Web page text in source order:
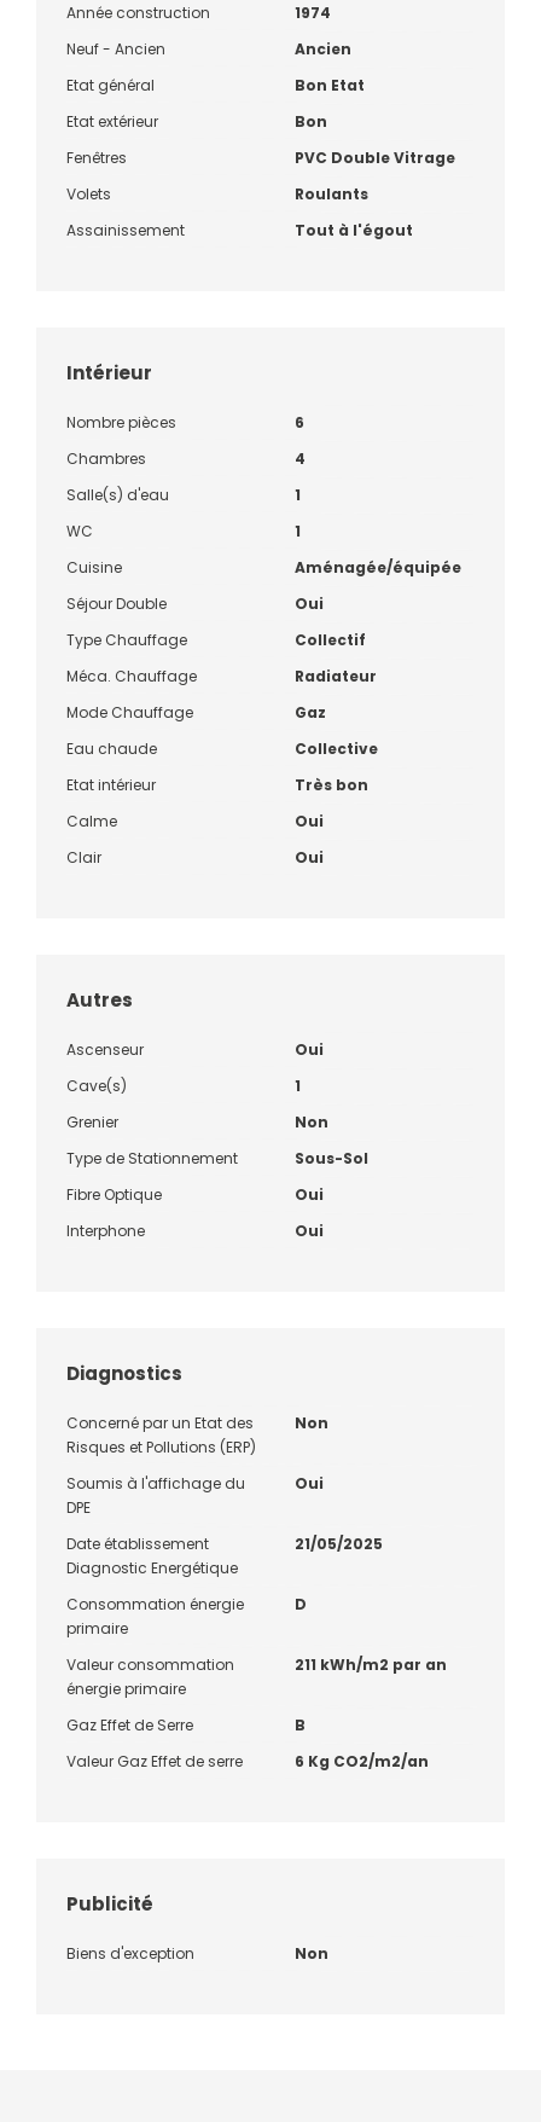
Année construction
1974
Neuf - Ancien
Ancien
Etat général
Bon Etat
Etat extérieur
Bon
Fenêtres
PVC Double Vitrage
Volets
Roulants
Assainissement
Tout à l'égout
Intérieur
Nombre pièces
6
Chambres
4
Salle(s) d'eau
1
WC
1
Cuisine
Aménagée/équipée
Séjour Double
Oui
Type Chauffage
Collectif
Méca. Chauffage
Radiateur
Mode Chauffage
Gaz
Eau chaude
Collective
Etat intérieur
Très bon
Calme
Oui
Clair
Oui
Autres
Ascenseur
Oui
Cave(s)
1
Grenier
Non
Type de Stationnement
Sous-Sol
Fibre Optique
Oui
Interphone
Oui
Diagnostics
Concerné par un Etat des
Risques et Pollutions (ERP)
Non
Soumis à l'affichage du
DPE
Oui
Date établissement
Diagnostic Energétique
21/05/2025
Consommation énergie
primaire
D
Valeur consommation
énergie primaire
211 kWh/m2 par an
Gaz Effet de Serre
B
Valeur Gaz Effet de serre
6 Kg CO2/m2/an
Publicité
Biens d'exception Non